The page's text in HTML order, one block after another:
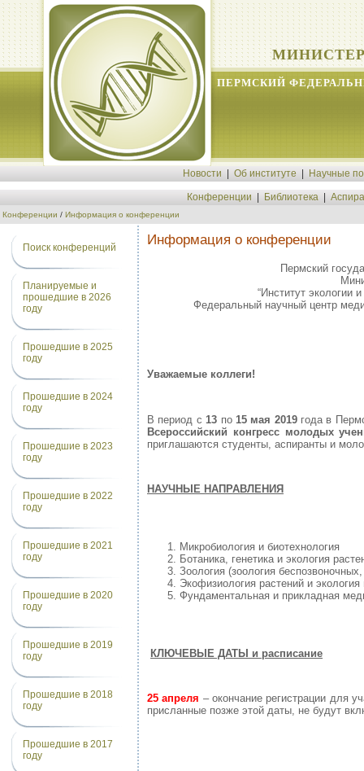
ПЕРМСКИЙ
Новости Об институте Научные
Конференции Библиотека
Конференции / Информация о конференции
Поиск конференций
Планируемые и
прошедшие в 2026
году
Прошедшие в 2025
году
Прошедшие в 2024
году
Прошедшие в 2023
году
Прошедшие в 2022
году
Прошедшие в 2021
году
Прошедшие в 2020
году
Прошедшие в 2019
году
Прошедшие в 2018
году
Прошедшие в 2017
году
Информация о конференции
Пермский
“Институт
Федеральный научный центр
Уважаемые коллеги!
В период с 13 по 15 мая 2019года в
Всероссийский конгресс молодых
приглашаются студенты, аспиранты и
НАУЧНЫЕ НАПРАВЛЕНИЯ
Микробиология и биотехнология
Ботаника, генетика и экология
Зоология (зоология
Экофизиология растений и экология
Фундаментальная и прикладная
КЛЮЧЕВЫЕ ДАТЫ и расписание
25 апреля – окончание регистрации для
присланные позже этой даты, не будут